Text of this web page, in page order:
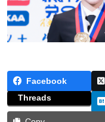
Facebook
Threads